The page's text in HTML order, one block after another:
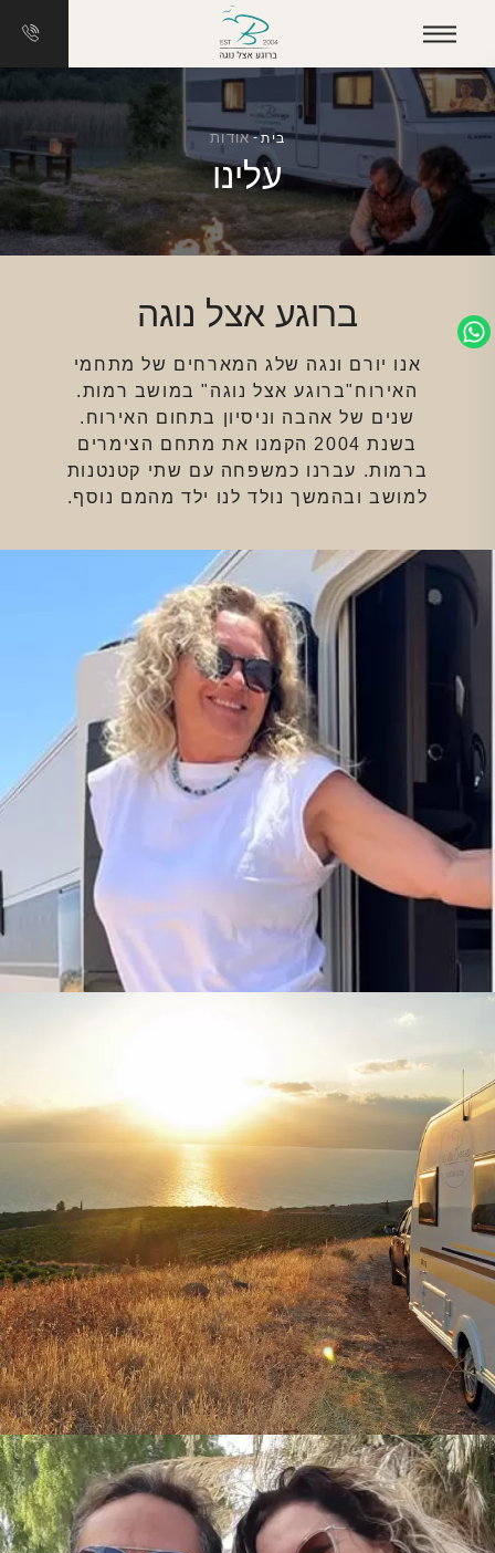
בית אודות
עלינו
ברוגע אצל נוגה
אנו יורם ונגה שלג המארחים של מתחמי
האירוח"ברוגע אצל נוגה" במושב רמות.
שנים של אהבה וניסיון בתחום האירוח.
בשנת 2004 הקמנו את מתחם הצימרים
ברמות. עברנו כמשפחה עם שתי קטנטנות
למושב ובהמשך נולד לנו ילד מהמם נוסף.